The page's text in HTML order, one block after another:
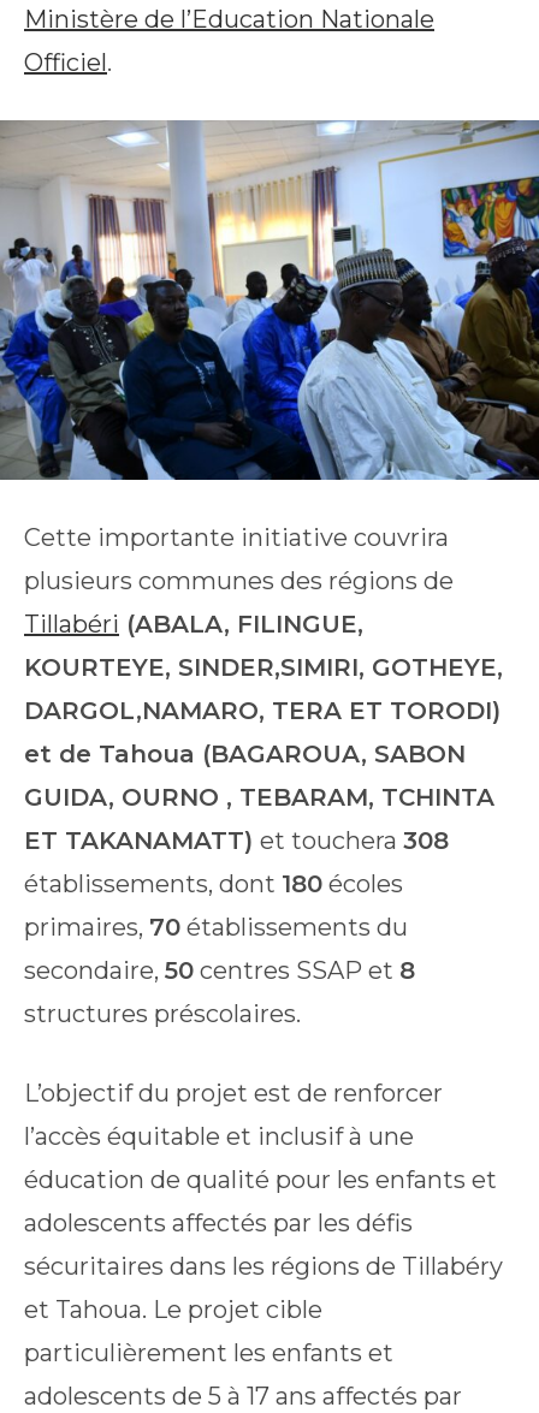
Ministère de l’Education Nationale
Officiel.
Cette importante initiative couvrira
plusieurs communes des régions de
Tillabéri (ABALA, FILINGUE,
KOURTEYE, SINDER,SIMIRI, GOTHEYE,
DARGOL,NAMARO, TERA ET TORODI)
et de Tahoua (BAGAROUA, SABON
GUIDA, OURNO , TEBARAM, TCHINTA
ET TAKANAMATT) et touchera 308
établissements, dont 180 écoles
primaires, 70 établissements du
secondaire, 50 centres SSAP et 8
structures préscolaires.
L’objectif du projet est de renforcer
l’accès équitable et inclusif à une
éducation de qualité pour les enfants et
adolescents affectés par les défis
sécuritaires dans les régions de Tillabéry
et Tahoua. Le projet cible
particulièrement les enfants et
adolescents de 5 à 17 ans affectés par